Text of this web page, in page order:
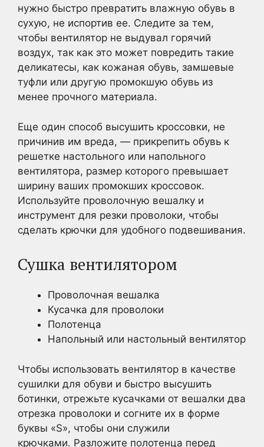
нужно быстро превратить влажную обувь в
сухую, не испортив ее. Следите за тем,
чтобы вентилятор не выдувал горячий
воздух, так как это может повредить такие
деликатесы, как кожаная обувь, замшевые
туфли или другую промокшую обувь из
менее прочного материала.
Еще один способ высушить кроссовки, не
причинив им вреда, — прикрепить обувь к
решетке настольного или напольного
вентилятора, размер которого превышает
ширину ваших промокших кроссовок.
Используйте проволочную вешалку и
инструмент для резки проволоки, чтобы
сделать крючки для удобного подвешивания.
Сушка вентилятором
Проволочная вешалка
Кусачка для проволоки
Полотенца
Напольный или настольный вентилятор
Чтобы использовать вентилятор в качестве
сушилки для обуви и быстро высушить
ботинки, отрежьте кусачками от вешалки два
отрезка проволоки и согните их в форме
буквы «S», чтобы они служили
крючками. Разложите полотенца перед